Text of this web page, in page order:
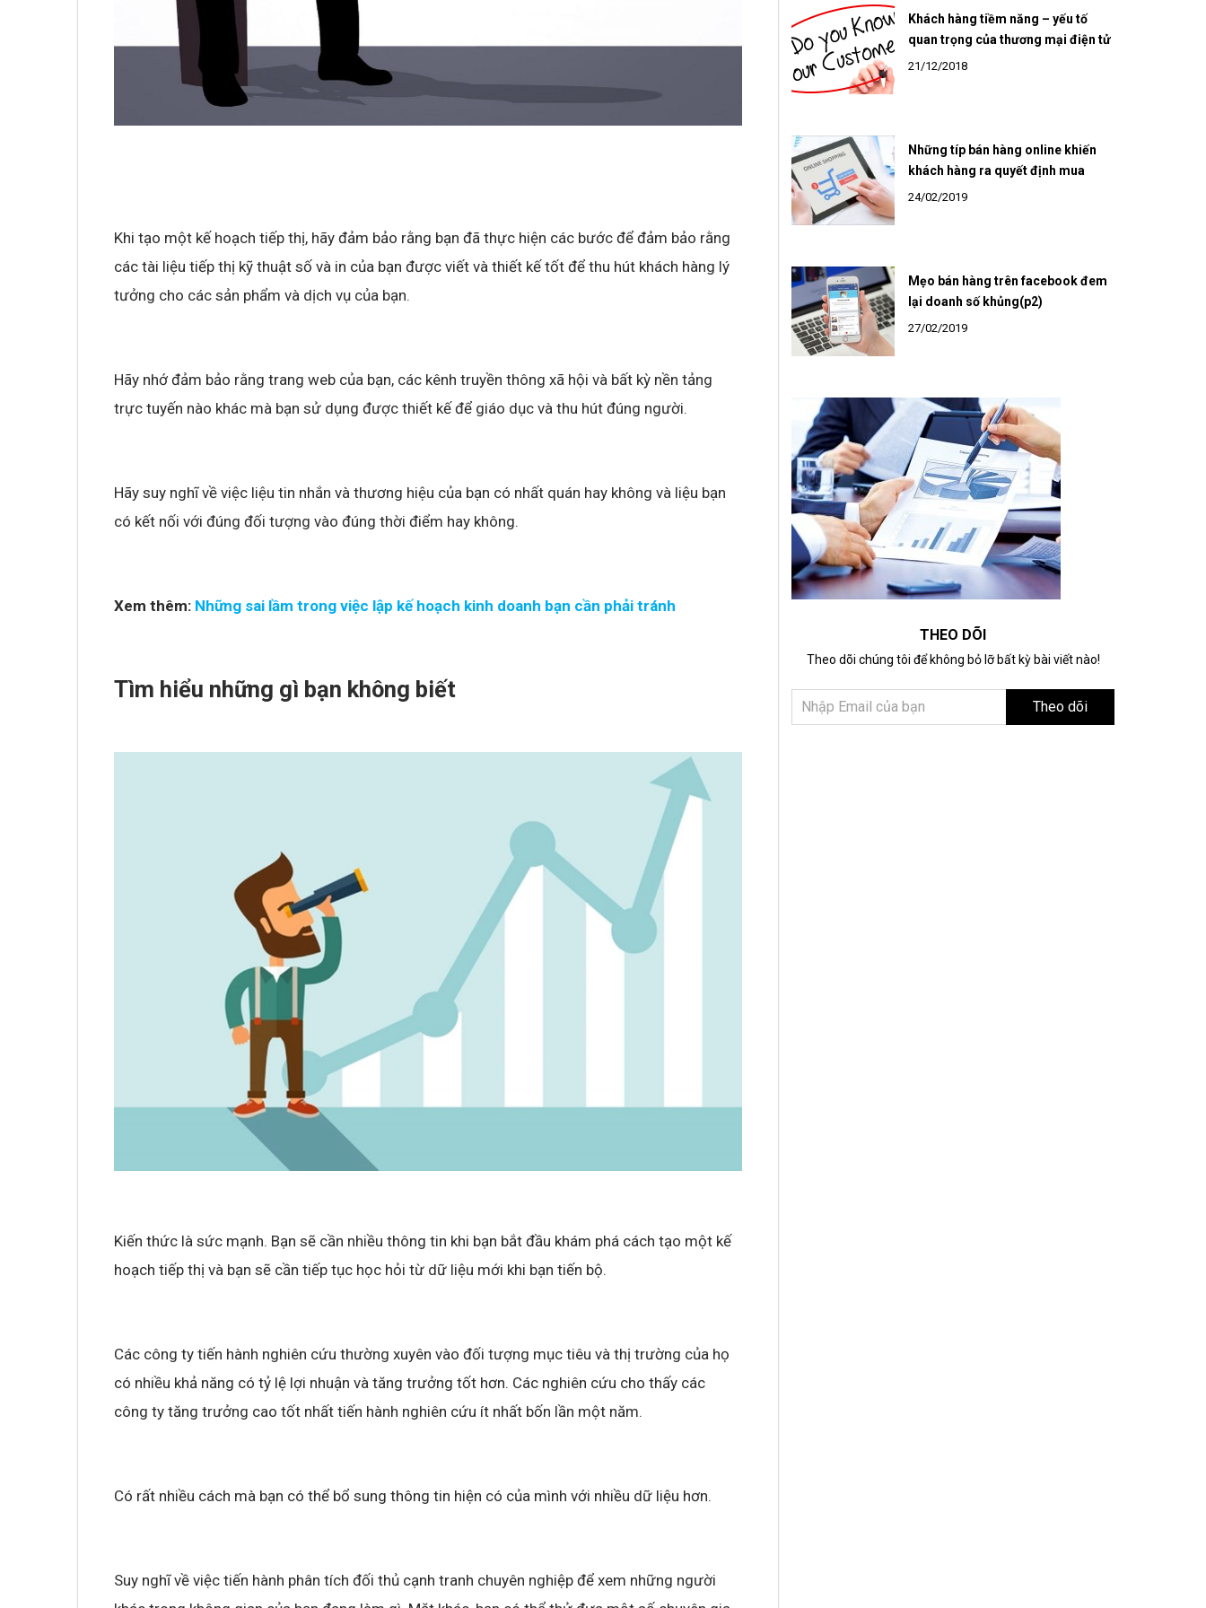
Khi tạo một kế hoạch tiếp thị, hãy đảm bảo rằng bạn đã thực hiện các bước để đảm bảo rằng
các tài liệu tiếp thị kỹ thuật số và in của bạn được viết và thiết kế tốt để thu hút khách hàng lý
tưởng cho các sản phẩm và dịch vụ của bạn.
Hãy nhớ đảm bảo rằng trang web của bạn, các kênh truyền thông xã hội và bất kỳ nền tảng
trực tuyến nào khác mà bạn sử dụng được thiết kế để giáo dục và thu hút đúng người.
Hãy suy nghĩ về việc liệu tin nhắn và thương hiệu của bạn có nhất quán hay không và liệu bạn
có kết nối với đúng đối tượng vào đúng thời điểm hay không.
Xem thêm: Những sai lầm trong việc lập kế hoạch kinh doanh bạn cần phải tránh
Tìm hiểu những gì bạn không biết
Kiến thức là sức mạnh. Bạn sẽ cần nhiều thông tin khi bạn bắt đầu khám phá cách tạo một kế
hoạch tiếp thị và bạn sẽ cần tiếp tục học hỏi từ dữ liệu mới khi bạn tiến bộ.
Các công ty tiến hành nghiên cứu thường xuyên vào đối tượng mục tiêu và thị trường của họ
có nhiều khả năng có tỷ lệ lợi nhuận và tăng trưởng tốt hơn. Các nghiên cứu cho thấy các
công ty tăng trưởng cao tốt nhất tiến hành nghiên cứu ít nhất bốn lần một năm.
Có rất nhiều cách mà bạn có thể bổ sung thông tin hiện có của mình với nhiều dữ liệu hơn.
Suy nghĩ về việc tiến hành phân tích đối thủ cạnh tranh chuyên nghiệp để xem những người
Khách hàng tiềm năng – yếu tố
Những típ bán hàng online khiến
Mẹo bán hàng trên facebook đem
THEO DÕI
Theo dõi